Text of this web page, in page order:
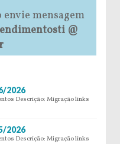
mensagem
@
2026
Descrição: Migração links
2026
Descrição: Migração links